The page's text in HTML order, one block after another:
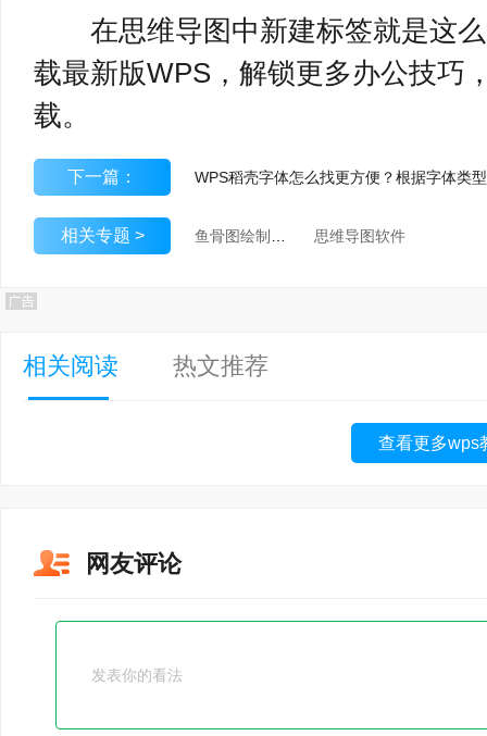
在思维导图中新建标签就是这么
载最新版WPS，解锁更多办公技巧
载。
下一篇：
相关专题 > 思维导图软件
相关阅读 热文推荐
查看更多wps
网友评论